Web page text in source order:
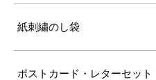
紙刺繍のし袋
ポストカード・レターセット